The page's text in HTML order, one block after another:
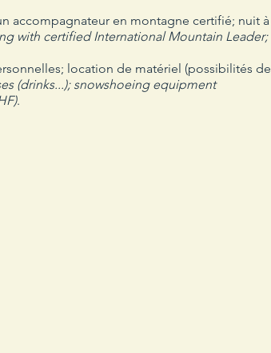
accompagnateur en montagne certifié; nuit à
with certified International Mountain Leader;
location de matériel (possibilités de
(drinks...); snowshoeing equipment
.